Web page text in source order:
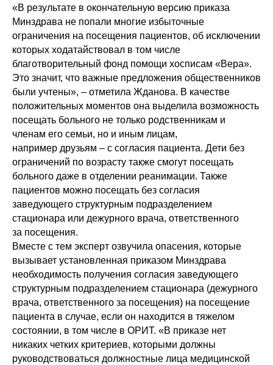
«В результате в окончательную версию приказа
Минздрава не попали многие избыточные
ограничения на посещения пациентов, об исключении
которых ходатайствовал в том числе
благотворительный фонд помощи хосписам «Вера».
Это значит, что важные предложения общественников
были учтены», – отметила Жданова. В качестве
положительных моментов она выделила возможность
посещать больного не только родственникам и
членам его семьи, но и иным лицам,
например друзьям – с согласия пациента. Дети без
ограничений по возрасту также смогут посещать
больного даже в отделении реанимации. Также
пациентов можно посещать без согласия
заведующего структурным подразделением
стационара или дежурного врача, ответственного
за посещения.
Вместе с тем эксперт озвучила опасения, которые
вызывает установленная приказом Минздрава
необходимость получения согласия заведующего
структурным подразделением стационара (дежурного
врача, ответственного за посещения) на посещение
пациента в случае, если он находится в тяжелом
состоянии, в том числе в ОРИТ. «В приказе нет
никаких четких критериев, которыми должны
руководствоваться должностные лица медицинской